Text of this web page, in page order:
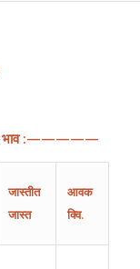
भाव:—————
जास्तीत
जास्त
आवक
क्वि.